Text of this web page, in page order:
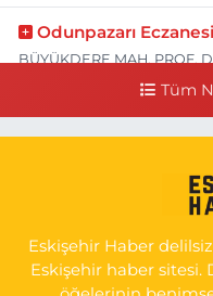
Odunpazarı Eczanesi
BÜYÜKDERE MAH. PROF.
YENİDOĞAN MH.ŞEHİT
0 (222) 237 75 17
Tüm
Eskişehir Haber
Eskişehir haber